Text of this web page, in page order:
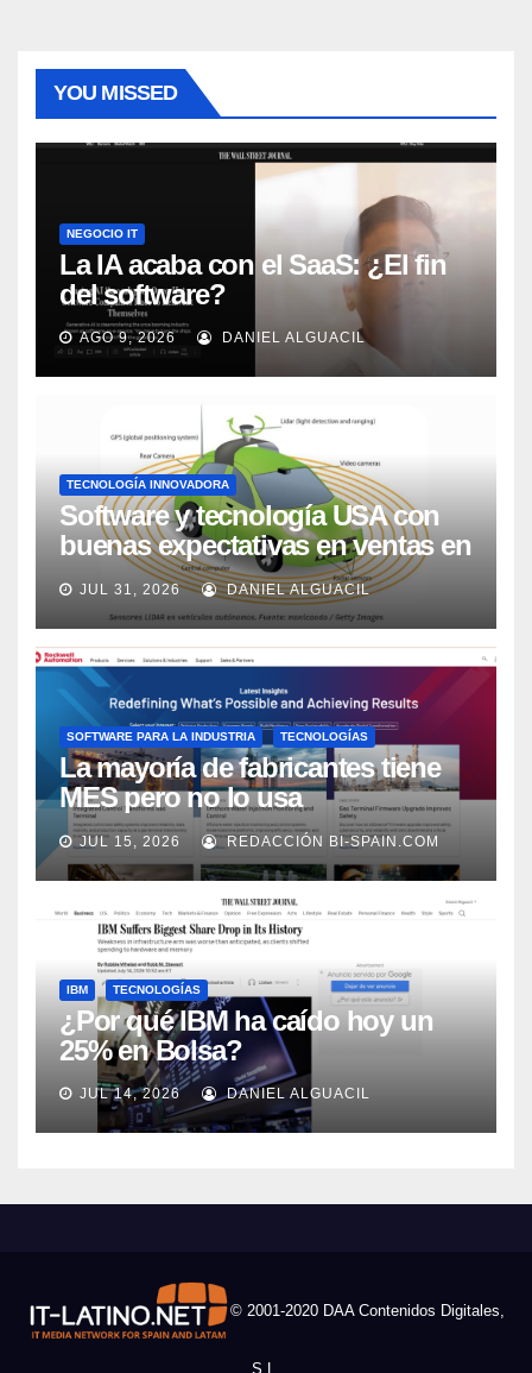
YOU MISSED
NEGOCIO IT
La IA acaba con el SaaS: ¿El fin
del software?
AGO 9, 2026 DANIEL ALGUACIL
TECNOLOGÍA INNOVADORA
Software y tecnología USA con
buenas expectativas en ventas en
los próximos 2 años, según
Market Watch
JUL 31, 2026 DANIEL ALGUACIL
SOFTWARE PARA LA INDUSTRIA TECNOLOGÍAS
La mayoría de fabricantes tiene
MES pero no lo usa
adecuadamente, según Rockwell
Automation
JUL 15, 2026 REDACCIÓN BI-SPAIN.COM
IBM TECNOLOGÍAS
¿Por qué IBM ha caído hoy un
25% en Bolsa?
JUL 14, 2026 DANIEL ALGUACIL
© 2001-2020 DAA Contenidos Digitales,
S.L.